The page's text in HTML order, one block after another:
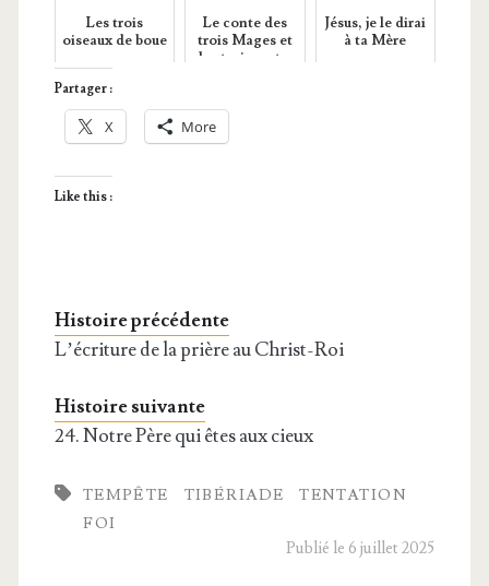
Les trois
oiseaux de boue
Le conte des
trois Mages et
des trois vertus
Jésus, je le dirai
à ta Mère
Partager :
X More
Like this :
Histoire précédente
L’écriture de la prière au Christ-Roi
Histoire suivante
24. Notre Père qui êtes aux cieux
TEMPÊTE TIBÉRIADE
TENTATION
FOI
Publié le 6 juillet 2025